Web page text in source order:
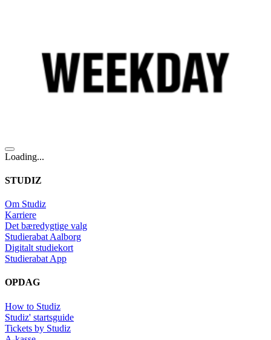
Loading...
STUDIZ
Om Studiz
Karriere
Det bæredygtige valg
Studierabat Aalborg
Digitalt studiekort
Studierabat App
OPDAG
How to Studiz
Studiz' startsguide
Tickets by Studiz